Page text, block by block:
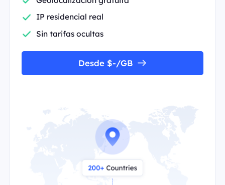
IP residencial real
Sin tarifas ocultas
Desde $-/GB